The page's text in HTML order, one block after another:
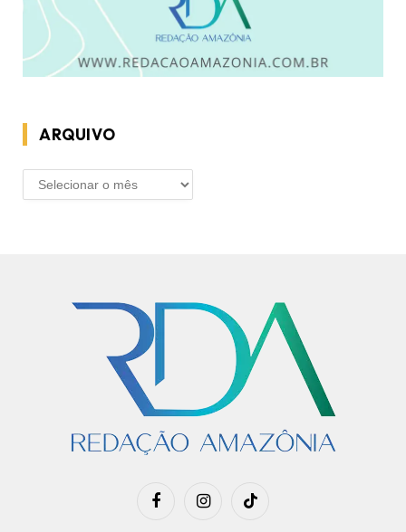
ARQUIVO
ARQUIVO
FacebookInstagramTikTok